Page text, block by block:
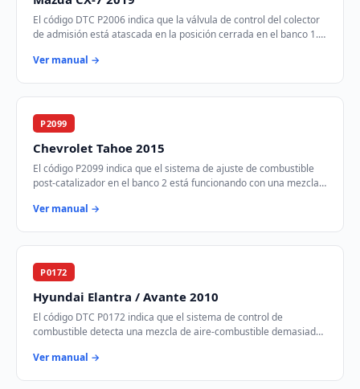
El código DTC P2006 indica que la válvula de control del colector
de admisión está atascada en la posición cerrada en el banco 1.
Ver manual →
P2099
Chevrolet Tahoe 2015
El código P2099 indica que el sistema de ajuste de combustible
post-catalizador en el banco 2 está funcionando con una mezcla
Ver manual →
P0172
Hyundai Elantra / Avante 2010
El código DTC P0172 indica que el sistema de control de
combustible detecta una mezcla de aire-combustible demasiado
Ver manual →